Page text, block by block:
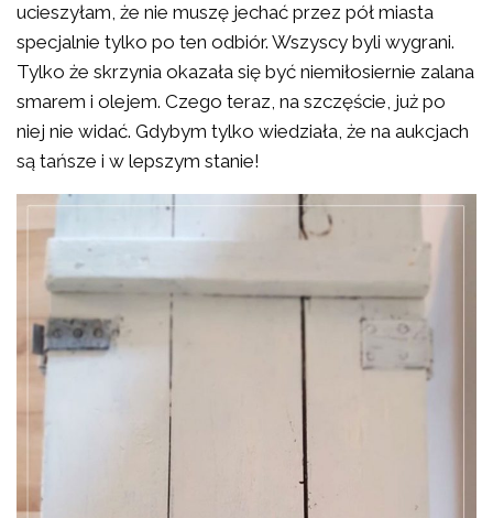
ucieszyłam, że nie muszę jechać przez pół miasta
specjalnie tylko po ten odbiór. Wszyscy byli wygrani.
Tylko że skrzynia okazała się być niemiłosiernie zalana
smarem i olejem. Czego teraz, na szczęście, już po
niej nie widać. Gdybym tylko wiedziała, że na aukcjach
są tańsze i w lepszym stanie!